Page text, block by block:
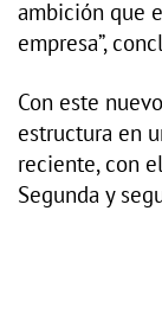
ambición que
empresa”,
Con este
estructura en
reciente, con
Segunda y